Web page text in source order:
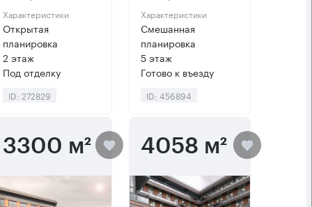
Характеристики
Открытая
планировка
2 этаж
Под отделку
ID: 272829
Характеристики
Смешанная
планировка
5 этаж
Готово к въезду
ID: 456894
3300 м² 4058 м²